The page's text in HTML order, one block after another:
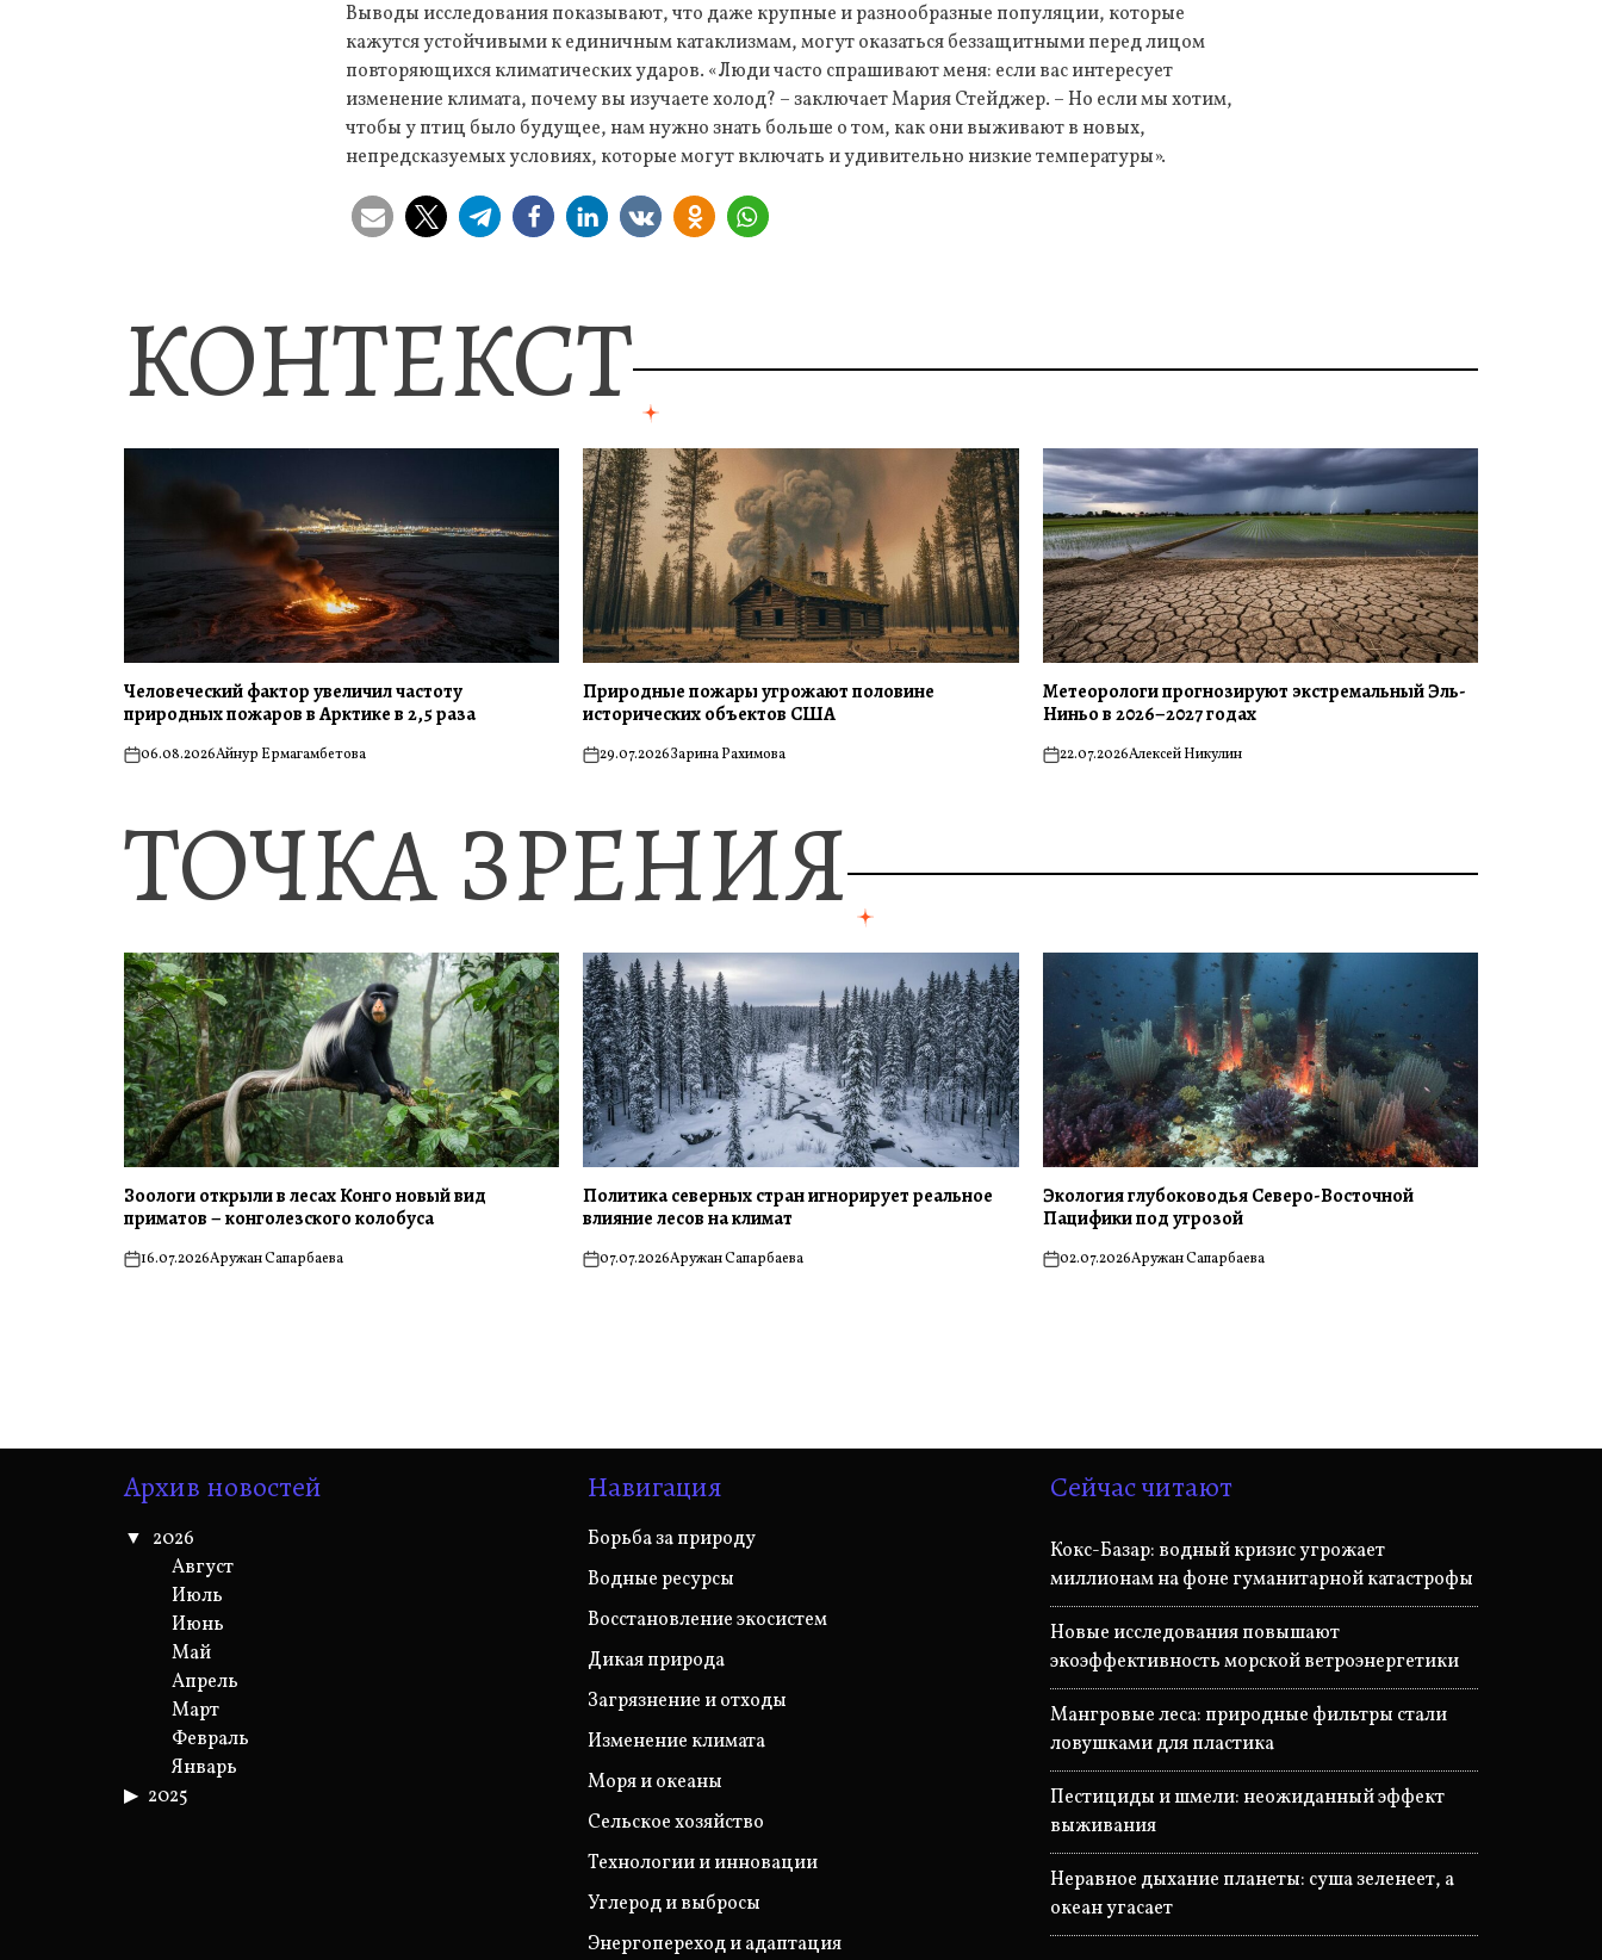
Выводы исследования показывают, что даже крупные и разнообразные популяции, которые
кажутся устойчивыми к единичным катаклизмам, могут оказаться беззащитными перед лицом
повторяющихся климатических ударов. «Люди часто спрашивают меня: если вас интересует
изменение климата, почему вы изучаете холод? – заключает Мария Стейджер. – Но если мы хотим,
чтобы у птиц было будущее, нам нужно знать больше о том, как они выживают в новых,
непредсказуемых условиях, которые могут включать и удивительно низкие температуры».
КОНТЕКСТ
Человеческий фактор увеличил частоту
природных пожаров в Арктике в 2,5 раза
on06.08.2026Айнур Ермагамбетова
Природные пожары угрожают половине
исторических объектов США
on29.07.2026Зарина Рахимова
Метеорологи прогнозируют экстремальный Эль-
Ниньо в 2026–2027 годах
on22.07.2026Алексей Никулин
ТОЧКА ЗРЕНИЯ
Зоологи открыли в лесах Конго новый вид
приматов – конголезского колобуса
on16.07.2026Аружан Сапарбаева
Политика северных стран игнорирует реальное
влияние лесов на климат
on07.07.2026Аружан Сапарбаева
Экология глубоководья Северо-Восточной
Пацифики под угрозой
on02.07.2026Аружан Сапарбаева
Архив новостей
2026
Август
Июль
Июнь
Май
Апрель
Март
Февраль
Январь
2025
Навигация
Борьба за природу
Водные ресурсы
Восстановление экосистем
Дикая природа
Загрязнение и отходы
Изменение климата
Моря и океаны
Сельское хозяйство
Технологии и инновации
Углерод и выбросы
Энергопереход и адаптация
Сейчас читают
Кокс-Базар: водный кризис угрожает
миллионам на фоне гуманитарной катастрофы
Новые исследования повышают
экоэффективность морской ветроэнергетики
Мангровые леса: природные фильтры стали
ловушками для пластика
Пестициды и шмели: неожиданный эффект
выживания
Неравное дыхание планеты: суша зеленеет, а
океан угасает